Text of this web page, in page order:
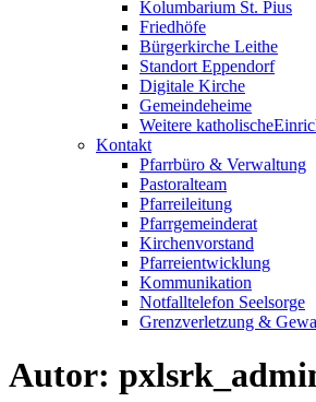
Kolumbarium St. Pius
Friedhöfe
Bürgerkirche Leithe
Standort Eppendorf
Digitale Kirche
Gemeindeheime
Weitere katholische
Kontakt
Pfarrbüro & Verwaltung
Pastoralteam
Pfarreileitung
Pfarrgemeinderat
Kirchenvorstand
Pfarreientwicklung
Kommunikation
Notfalltelefon Seelsorge
Grenzverletzung &
Autor: